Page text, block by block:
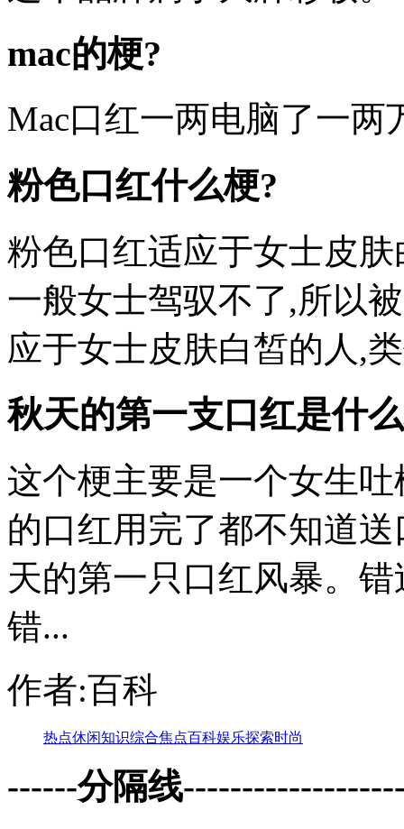
mac的梗?
Mac口红一两电脑了一两
粉色口红什么梗?
粉色口红适应于女士皮
一般女士驾驭不了,所以
应于女士皮肤白皙的人,
秋天的第一支口红是什
这个梗主要是一个女生
的口红用完了都不知道
天的第一只口红风暴。
错...
作者:百科
热点休闲知识综合焦点百科娱乐探索时尚
------分隔线